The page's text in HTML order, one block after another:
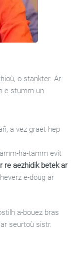
o stankter. Ar
e stumm un
a vez graet hep
ha-tamm evit
re aezhidik betek ar
e-doug ar
a-bouez bras
seurtoù sistr.